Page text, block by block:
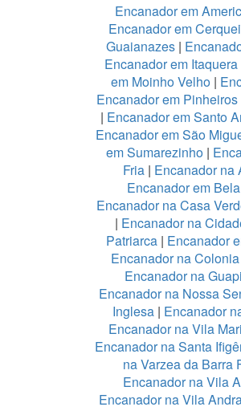
Encanador em
Encanador em
Guaianazes |
Encanador em Itaquera
em Moinho Velho |
Encanador em Pinheiros
| Encanador em Santo
Encanador em São
em Sumarezinho|
Fria| Encanador na
Encanador em
Encanador na Casa
| Encanador na
Patriarca| Encanador
Encanador na Colonia
Encanador na
Encanador na Nossa
Inglesa | Encanador
Encanador na Vila
Encanador na Santa
na Varzea da Barra
Encanador na Vila
Encanador na Vila